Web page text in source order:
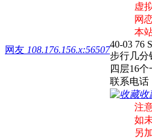
网友 108.176.156.x:56507
虚
网
本
40-03 76
步行几分
四层16
联系电话
收
注
如
另